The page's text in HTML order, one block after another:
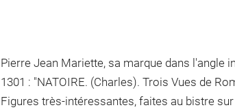
Pierre Jean Mariette, sa marque dans l'angle
1301 : "NATOIRE. (Charles). Trois Vues de
Figures très-intéressantes, faites au bistre